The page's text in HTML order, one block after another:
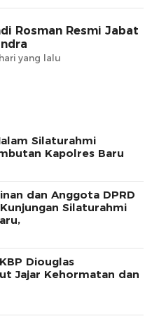
Rosman Resmi Jabat
yang lalu
Silaturahmi
Kapolres Baru
dan Anggota DPRD
Silaturahmi
Diouglas
Jajar Kehormatan dan